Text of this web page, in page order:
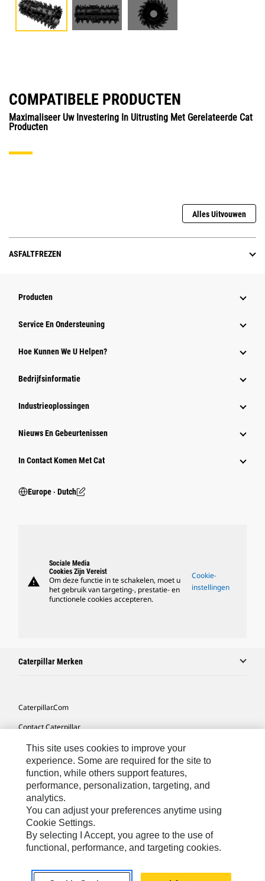
COMPATIBELE PRODUCTEN
Maximaliseer Uw Investering In Uitrusting Met Gerelateerde Cat
Producten
Alles Uitvouwen
ASFALTFREZEN
Producten
Service En Ondersteuning
Hoe Kunnen We U Helpen?
Bedrijfsinformatie
Industrieoplossingen
Nieuws En Gebeurtenissen
In Contact Komen Met Cat
Europe ‧ Dutch
warning
Sociale Media
Cookies Zijn Vereist
Om deze functie in te schakelen, moet u
het gebruik van targeting-, prestatie- en
functionele cookies accepteren.
Cookie-
instellingen
Caterpillar Merken
Caterpillar.com
Contact Caterpillar
Mijn Marketingvoorkeuren
Site Map
Cookie Settings
Legal
Privacy
Europe-Dutch© 2026 Caterpillar. Alle rechten voorbehouden.
This site uses cookies to improve your
experience. Some are required for the site to
function, while others support features,
performance, personalization, targeting, and
analytics.
You can adjust your preferences anytime using
Cookie Settings.
By selecting I Accept, you agree to the use of
functional, performance, and targeting cookies.